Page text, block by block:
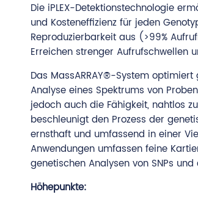
Die iPLEX-Detektionstechnologie
und Kosteneffizienz für jeden
Reproduzierbarkeit aus (>99%
Erreichen strenger Aufrufschwellen
Das MassARRAY®-System
Analyse eines Spektrums von
jedoch auch die Fähigkeit, nahtlos
beschleunigt den Prozess der
ernsthaft und umfassend in einer
Anwendungen umfassen feine
genetischen Analysen von SNPs
Höhepunkte: